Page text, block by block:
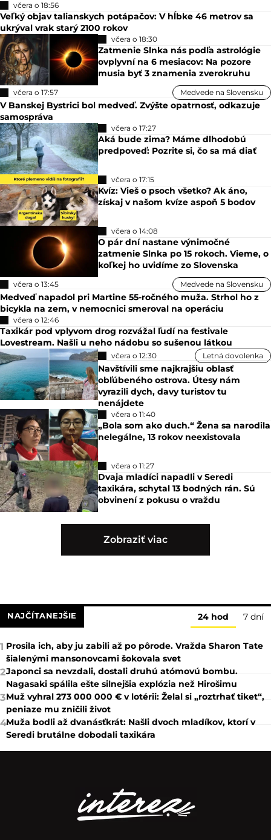
včera o 18:56
Veľký objav talianskych potápačov: V hĺbke 46 metrov sa
ukrýval vrak starý 2100 rokov
včera o 18:30
Zatmenie Slnka nás podľa astrológie
ovplyvní na 6 mesiacov: Na pozore
musia byť 3 znamenia zverokruhu
včera o 17:57 Medvede na Slovensku
V Banskej Bystrici bol medveď. Zvýšte opatrnosť, odkazuje
samospráva
včera o 17:27
Aká bude zima? Máme dlhodobú
predpoveď: Pozrite si, čo sa má diať
včera o 17:15
Kvíz: Vieš o psoch všetko? Ak áno,
získaj v našom kvíze aspoň 5 bodov
včera o 14:08
O pár dní nastane výnimočné
zatmenie Slnka po 15 rokoch. Vieme, o
koľkej ho uvidíme zo Slovenska
včera o 13:45 Medvede na Slovensku
Medveď napadol pri Martine 55-ročného muža. Strhol ho z
bicykla na zem, v nemocnici smeroval na operáciu
včera o 12:46
Taxikár pod vplyvom drog rozvážal ľudí na festivale
Lovestream. Našli u neho nádobu so sušenou látkou
včera o 12:30 Letná dovolenka
Navštívili sme najkrajšiu oblasť
obľúbeného ostrova. Útesy nám
vyrazili dych, davy turistov tu
nenájdete
včera o 11:40
„Bola som ako duch.“ Žena sa narodila
nelegálne, 13 rokov neexistovala
včera o 11:27
Dvaja mladíci napadli v Seredi
taxikára, schytal 13 bodných rán. Sú
obvinení z pokusu o vraždu
Zobraziť viac
NAJČÍTANEJŠIE 24 hod 7 dní
1 Prosila ich, aby ju zabili až po pôrode. Vražda Sharon Tate
šialenými mansonovcami šokovala svet
2Japonci sa nevzdali, dostali druhú atómovú bombu.
Nagasaki spálila ešte silnejšia explózia než Hirošimu
3Muž vyhral 273 000 000 € v lotérii: Želal si „roztrhať tiket“,
peniaze mu zničili život
4Muža bodli až dvanásťkrát: Našli dvoch mladíkov, ktorí v
Seredi brutálne dobodali taxikára